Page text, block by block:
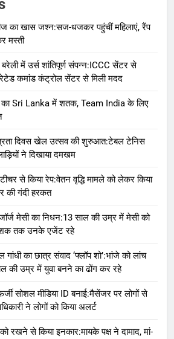
का खास जश्न:सज-धजकर पहुंचीं महिलाएं, रैंप
मस्ती
बरेली में उर्स शांतिपूर्ण संपन्न:ICCC सेंटर से
कमांड कंट्रोल सेंटर से मिली मदद
Sri Lanka में शतक, Team India के लिए
दिवस खेल उत्सव की शुरुआत:टेबल टेनिस
ने दिखाया दमखम
से किया रेप:वेतन वृद्धि मामले को लेकर किया
की गंदी हरकत
मेसी का निधन:13 साल की उम्र में मेसी को
दशक तक उनके एजेंट रहे
गांधी का छात्र संवाद ‘फ्लॉप शो’:भांजे को लांच
की उम्र में युवा बनने का ढोंग कर रहे
सोशल मीडिया ID बनाई:मैसेंजर पर लोगों से
ने लोगों को किया अलर्ट
रखने से किया इनकार:मायके पक्ष ने दामाद, मां-